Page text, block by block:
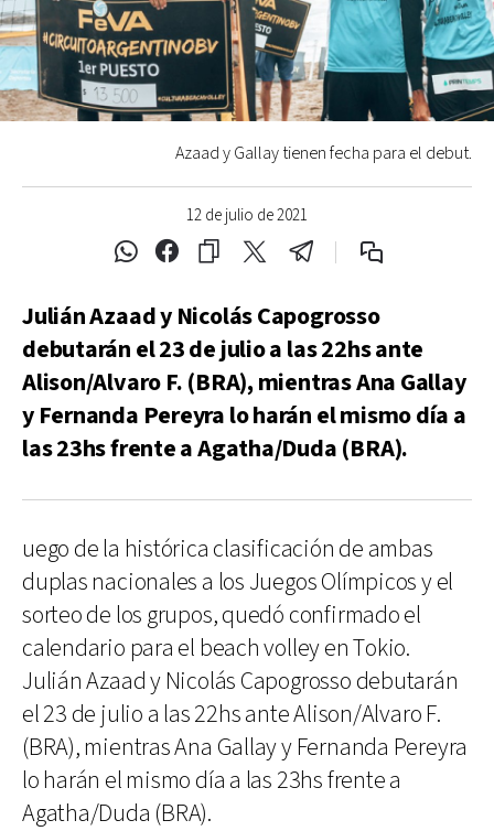
12 de julio de 2021
Azaad y Gallay tienen fecha para el debut.
Julián Azaad y Nicolás Capogrosso
debutarán el 23 de julio a las 22hs ante
Alison/Alvaro F. (BRA), mientras Ana Gallay
y Fernanda Pereyra lo harán el mismo día a
las 23hs frente a Agatha/Duda (BRA).
uego de la histórica clasificación de ambas
duplas nacionales a los Juegos Olímpicos y el
sorteo de los grupos, quedó confirmado el
calendario para el beach volley en Tokio.
Julián Azaad y Nicolás Capogrosso debutarán
el 23 de julio a las 22hs ante Alison/Alvaro F.
(BRA), mientras Ana Gallay y Fernanda Pereyra
lo harán el mismo día a las 23hs frente a
Agatha/Duda (BRA).